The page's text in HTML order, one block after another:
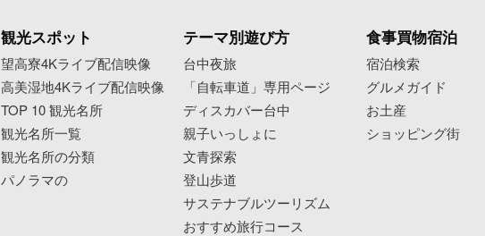
観光スポット
望高寮4Kライブ配信映像
高美湿地4Kライブ配信映像
TOP 10 観光名所
観光名所一覧
観光名所の分類
パノラマの
テーマ別遊び方
台中夜旅
「自転車道」専用ページ
ディスカバー台中
親子いっしょに
文青探索
登山歩道
サステナブルツーリズム
おすすめ旅行コース
食事買物宿泊
宿泊検索
グルメガイド
お土産
ショッピング街